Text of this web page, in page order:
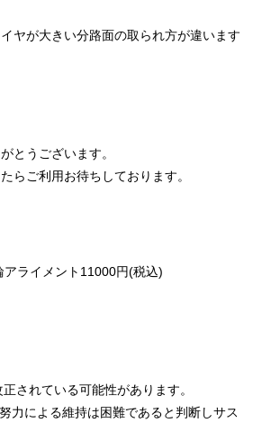
ヤが大きい分路面の取られ方が違います
とうございます。
らご利用お待ちしております。
ライメント11000円(税込)
されている可能性があります。
力による維持は困難であると判断しサス